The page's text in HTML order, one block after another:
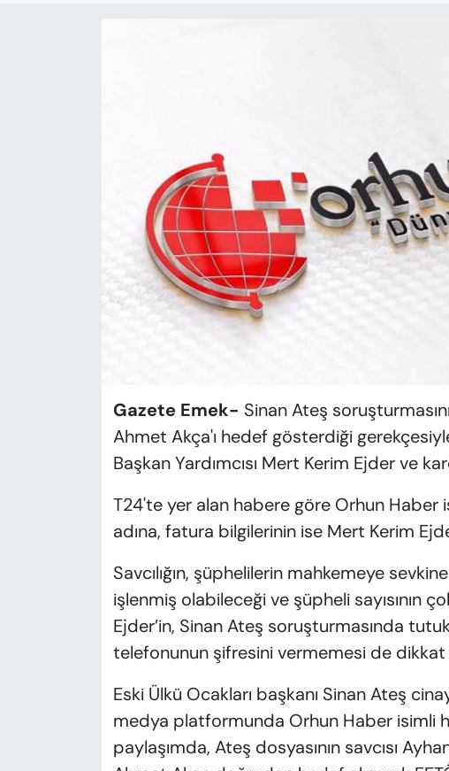
Gazete Emek- Sinan Ateş
Ahmet Akça'ı hedef gösterdiği
Başkan Yardımcısı Mert Kerim Ejder ve
T24'te yer alan habere göre Orhun
adına, fatura bilgilerinin ise Mert Kerim
Savcılığın, şüphelilerin mahkemeye
işlenmiş olabileceği ve şüpheli sayısının
Ejder’in, Sinan Ateş soruşturmasında
telefonunun şifresini vermemesi de
Eski Ülkü Ocakları başkanı Sinan Ateş
medya platformunda Orhun Haber isimli
paylaşımda, Ateş dosyasının savcısı
YAZAR KÖŞESİ